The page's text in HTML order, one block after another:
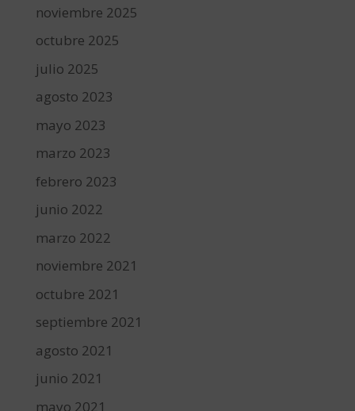
noviembre 2025
octubre 2025
julio 2025
agosto 2023
mayo 2023
marzo 2023
febrero 2023
junio 2022
marzo 2022
noviembre 2021
octubre 2021
septiembre 2021
agosto 2021
junio 2021
mayo 2021